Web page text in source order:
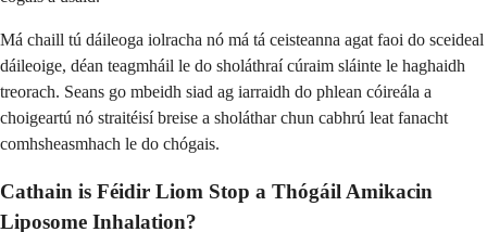
Má chaill tú dáileoga iolracha nó má tá ceisteanna agat faoi do sceideal
dáileoige, déan teagmháil le do sholáthraí cúraim sláinte le haghaidh
treorach. Seans go mbeidh siad ag iarraidh do phlean cóireála a
choigeartú nó straitéisí breise a sholáthar chun cabhrú leat fanacht
comhsheasmhach le do chógais.
Cathain is Féidir Liom Stop a Thógáil Amikacin
Liposome Inhalation?